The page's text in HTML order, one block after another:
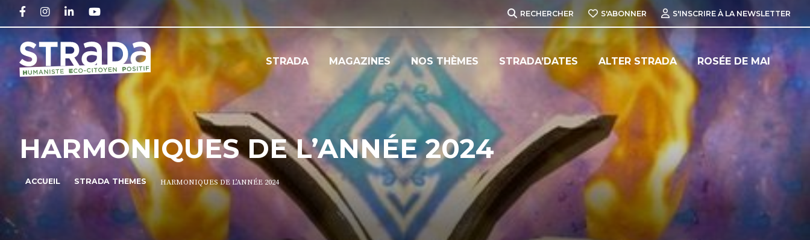
FACEBOOKINSTAGRAM
LINKEDINYOUTUBE RECHERCHER S'ABONNER S'INSCRIRE À LA NEWSLETTER
STRADA MAGAZINES NOS THÈMES STRADA’DATES ALTER STRADA ROSÉE DE MAI
HARMONIQUES DE L’ANNÉE 2024
ACCUEIL STRADA THEMES HARMONIQUES DE L’ANNÉE 2024